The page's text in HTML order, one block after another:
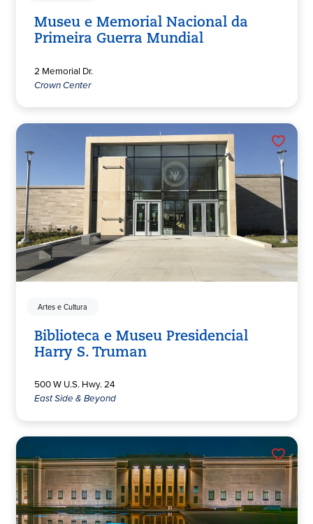
Museu e Memorial Nacional da
Primeira Guerra Mundial
2 Memorial Dr.
Crown Center
Artes e Cultura
Biblioteca e Museu Presidencial
Harry S. Truman
500 W U.S. Hwy. 24
East Side & Beyond